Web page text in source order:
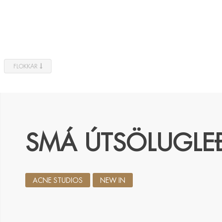
FLOKKAR
SMÁ
ACNE STUDIOS NEW IN